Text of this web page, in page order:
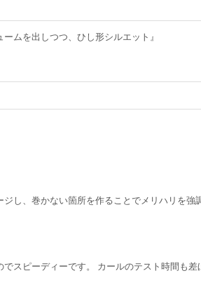
ムを出しつつ、ひし形シルエット』
し、巻かない箇所を作ることでメリハリを強調
スピーディーです。 カールのテスト時間も差